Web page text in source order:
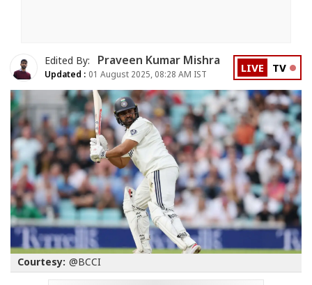
Edited By: Praveen Kumar Mishra
Updated : 01 August 2025, 08:28 AM IST LIVE TV
Courtesy: @BCCI